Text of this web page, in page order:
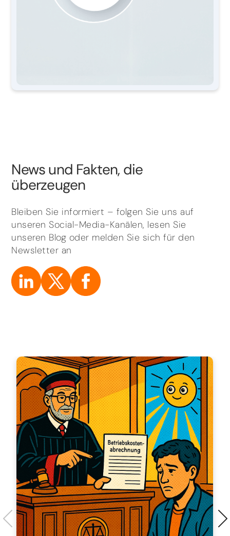
News und Fakten, die
überzeugen
Bleiben Sie informiert – folgen Sie uns auf
unseren Social-Media-Kanälen, lesen Sie
unseren Blog oder melden Sie sich für den
Newsletter an